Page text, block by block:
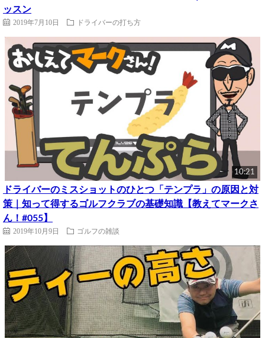
ッスン
2019年7月10日 ドライバーの打ち方
10:21
ドライバーのミスショットのひとつ「テンプラ」の原因と対
策｜知って得するゴルフクラブの基礎知識【教えてマークさ
ん！#055】
2019年10月9日 ゴルフの雑談